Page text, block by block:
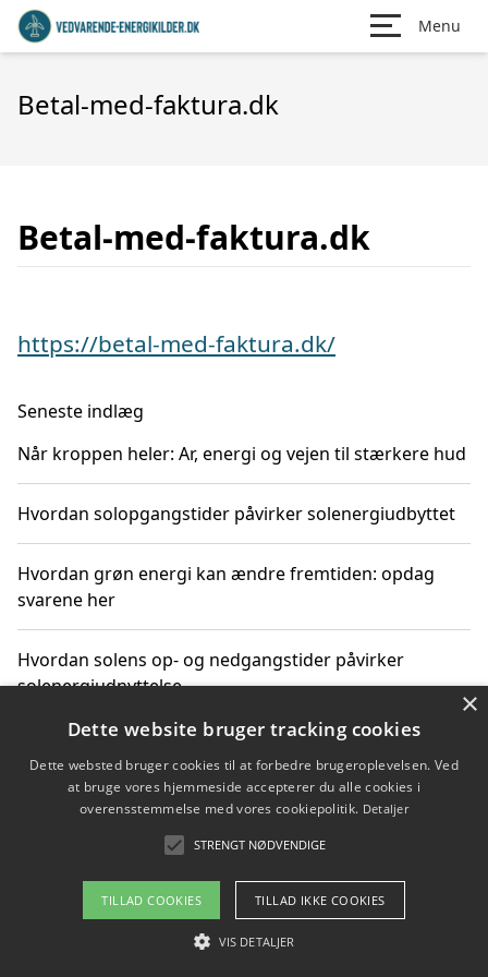
Menu
Betal-med-faktura.dk
Betal-med-faktura.dk
https://betal-med-faktura.dk/
Seneste indlæg
Når kroppen heler: Ar, energi og vejen til stærkere hud
Hvordan solopgangstider påvirker solenergiudbyttet
Hvordan grøn energi kan ændre fremtiden: opdag
svarene her
Hvordan solens op- og nedgangstider påvirker
solenergiudnyttelse
Hvordan du får svar på energispørgsmål om
vedvarende energikilder
Om / kontakt
Blog Betingelser
×
Dette website bruger tracking cookies
Dette websted bruger cookies til at forbedre brugeroplevelsen. Ved
at bruge vores hjemmeside accepterer du alle cookies i
overensstemmelse med vores cookiepolitik. Detaljer
STRENGT NØDVENDIGE
TILLAD COOKIES TILLAD IKKE COOKIES
VIS DETALJER